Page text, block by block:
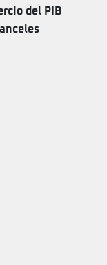
del PIB